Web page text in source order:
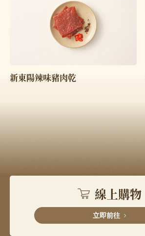
新東陽辣味豬肉乾
線上購物
立即前往